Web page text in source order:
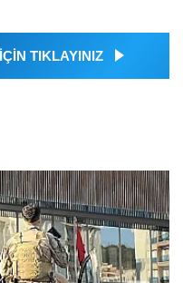
TIKLAYINIZ